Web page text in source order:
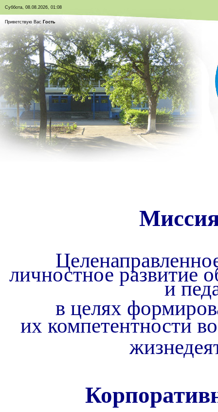
Суббота, 08.08.2026, 01:08
Приветствую Вас Гость
личностное развитие
и
в целях
их компетентности